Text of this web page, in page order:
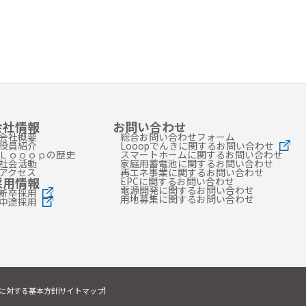
情報
社概要
役員紹介
Ｌｏｏｏｐの歴史
会活動
アクセス
情報
卒採用
途採用
お問い合わせ
総合お問い合わせフォーム
Looopでんきに関するお問い合わせ
スマートホームに関するお問い合わせ
家庭用蓄電池に関するお問い合わせ
再エネ事業に関するお問い合わせ
EPCに関するお問い合わせ
電源開発に関するお問い合わせ
用地募集に関するお問い合わせ
対する基本方針サイトマップ